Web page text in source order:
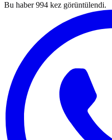
Bu haber994 kez görüntülendi.